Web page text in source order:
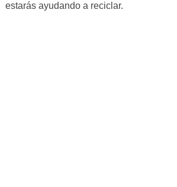
estarás ayudando a reciclar.